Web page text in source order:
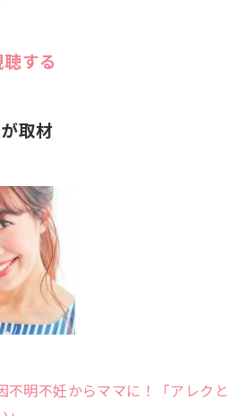
する
取材
不明不妊からママに！「アレクと